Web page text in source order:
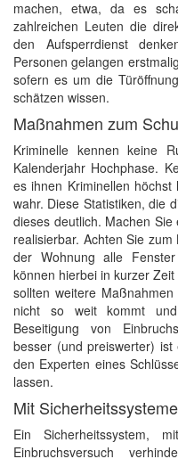
machen, etwa, da es
zahlreichen Leuten die
den Aufsperrdienst
Personen gelangen
sofern es um die
schätzen wissen.
Maßnahmen zum
Kriminelle kennen keine
Kalenderjahr Hochphase.
es ihnen Kriminellen
wahr. Diese Statistiken, die
dieses deutlich. Machen
realisierbar. Achten Sie
der Wohnung alle
können hierbei in kurzer
sollten weitere
nicht so weit kommt
Beseitigung von
besser (und preiswerter)
den Experten eines
lassen.
Mit
Ein Sicherheitssystem,
Einbruchsversuch